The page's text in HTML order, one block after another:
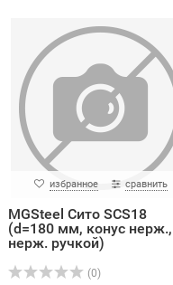
избранное сравнить
MGSteel Сито SCS18
(d=180 мм, конус нерж.,
нерж. ручкой)
(0)